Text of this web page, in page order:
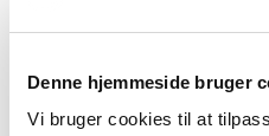
Denne hjemmeside bruger
Vi bruger cookies til at
Hvis I har formuefællesskab og
bodelingen er gennemført.